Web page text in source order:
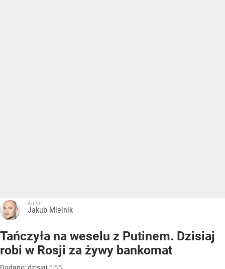
Autor:
Jakub Mielnik
Tańczyła na weselu z Putinem. Dzisiaj
robi w Rosji za żywy bankomat